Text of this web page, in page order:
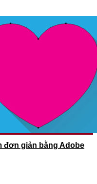
đơn giản bằng Adobe